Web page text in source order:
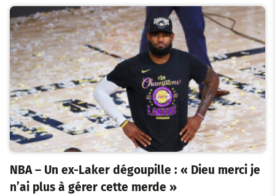
NBA – Un ex-Laker dégoupille : « Dieu merci je
n’ai plus à gérer cette merde »